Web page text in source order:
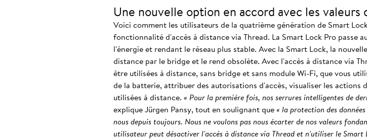
Une nouvelle option en accord avec les valeurs
Voici comment les utilisateurs de la quatrième génération de Smart
fonctionnalité d'accès à distance via Thread. La Smart Lock Pro passe
l'énergie et rendant le réseau plus stable. Avec la Smart Lock, la
distance par le bridge et le rend obsolète. Avec l'accès à distance via
être utilisées à distance, sans bridge et sans module Wi-Fi, que vous
de la batterie, attribuer des autorisations d'accès, visualiser les
utilisées à distance. « Pour la première fois, nos serrures intelligentes de
explique Jürgen Pansy, tout en soulignant que« la protection des
nous depuis toujours. Nous ne voulons pas nous écarter de nos valeurs
utilisateur peut désactiver l'accès à distance via Thread et n'utiliser le Smart